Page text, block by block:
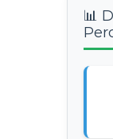
📊